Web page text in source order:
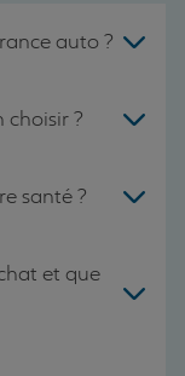
auto ?
choisir ?
santé ?
et que